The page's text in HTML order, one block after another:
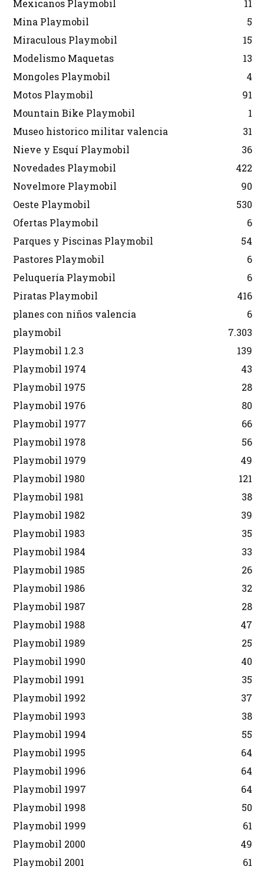
Mexicanos Playmobil
11
Mina Playmobil
5
Miraculous Playmobil
15
Modelismo Maquetas
13
Mongoles Playmobil
4
Motos Playmobil
91
Mountain Bike Playmobil
1
Museo historico militar valencia
31
Nieve y Esquí Playmobil
36
Novedades Playmobil
422
Novelmore Playmobil
90
Oeste Playmobil
530
Ofertas Playmobil
6
Parques y Piscinas Playmobil
54
Pastores Playmobil
6
Peluquería Playmobil
6
Piratas Playmobil
416
planes con niños valencia
6
playmobil
7.303
Playmobil 1.2.3
139
Playmobil 1974
43
Playmobil 1975
28
Playmobil 1976
80
Playmobil 1977
66
Playmobil 1978
56
Playmobil 1979
49
Playmobil 1980
121
Playmobil 1981
38
Playmobil 1982
39
Playmobil 1983
35
Playmobil 1984
33
Playmobil 1985
26
Playmobil 1986
32
Playmobil 1987
28
Playmobil 1988
47
Playmobil 1989
25
Playmobil 1990
40
Playmobil 1991
35
Playmobil 1992
37
Playmobil 1993
38
Playmobil 1994
55
Playmobil 1995
64
Playmobil 1996
64
Playmobil 1997
64
Playmobil 1998
50
Playmobil 1999
61
Playmobil 2000
49
Playmobil 2001
61